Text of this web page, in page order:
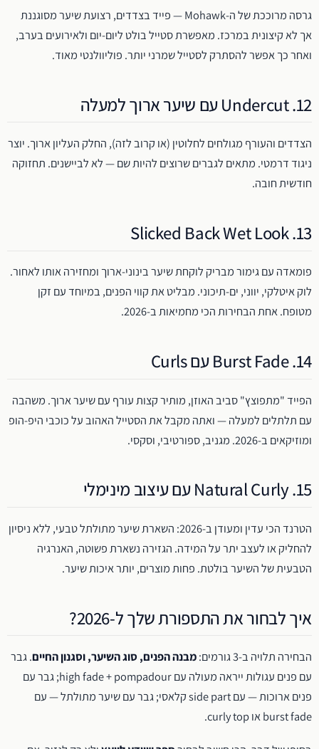
גרסה מרוככת של ה-Mohawk — פייד בצדדים, רצועת שיער מסוגננת
אך לא קיצונית במרכז. מאפשרת סטייל בולט ליום-יום ולאירועים בערב,
ואחר כך אפשר להסתרק לסטייל שמרני יותר. פוליוולנטי מאוד.
12. Undercut עם שיער ארוך למעלה
הצדדים והעורף מגולחים לחלוטין (או קרוב לזה), החלק העליון ארוך. יוצר
ניגוד דרמטי. מתאים לגברים שרוצים להיות שם — לא לביישנים. תחזוקה
חודשית חובה.
13. Slicked Back Wet Look
פומאדה עם גימור מבריק לוקחת שיער בינוני-ארוך ומחזירה אותו לאחור.
לוק איטלקי, יווני, ים-תיכוני. מבליט את קווי הפנים, במיוחד עם זקן
מטופח. אחת הבחירות הכי מחמיאות ב-2026.
14. Burst Fade עם Curls
הפייד "מתפוצץ" סביב האוזן, מותיר קצות עורף עם שיער ארוך. משהבה
עם תלתלים למעלה — ואתה מקבל את הסטייל האהוב על כוכבי היפ-הופ
ומוזיקאים ב-2026. מגניב, ספורטיבי, וסקסי.
15. Natural Curly עם עיצוב מינימלי
הטרנד הכי עדין ומעודן ב-2026: השארת שיער מתולתל טבעי, ללא ניסיון
להחליק או לעצב יתר על המידה. הגזירה נשארת פשוטה, האנרגיה
הטבעית של השיער בולטת. פחות מוצרים, יותר איכות שיער.
איך לבחור את התספורת שלך ל-2026?
הבחירה תלויה ב-3 גורמים: מבנה הפנים, סוג השיער, וסגנון החיים. גבר
עם פנים עגולות ייראה מעולה עם high fade + pompadour; גבר עם
פנים ארוכות — עם side part קלאסי; גבר עם שיער מתולתל — עם
burst fade או curly top.